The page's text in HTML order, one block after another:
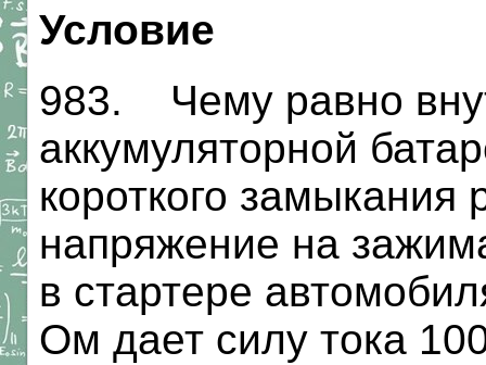
Условие
983. Чему равно
аккумуляторной
короткого
напряжение на
в стартере
Ом дает силу тока